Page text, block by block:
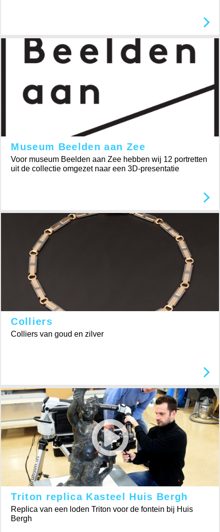
Museum Beelden aan Zee
Voor museum Beelden aan Zee hebben wij 12 portretten
uit de collectie omgezet naar een 3D-presentatie
Colliers
Colliers van goud en zilver
Triton replica Kasteel Huis Bergh
Replica van een loden Triton voor de fontein bij Huis
Bergh